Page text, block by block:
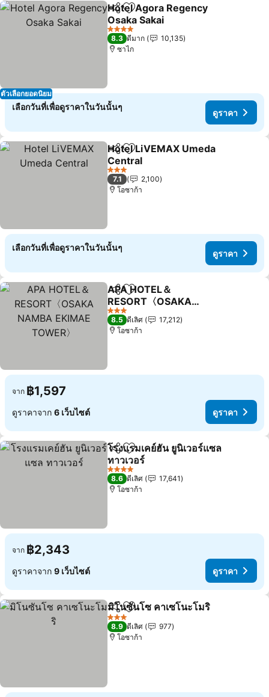
ตัวเลือกยอดนิยม
แชร์ เพิ่มในรายการโปรด
Hotel Agora Regency
Osaka Sakai
4 ดาว
8.3 ดีมาก
10,135
ซาไก
เลือกวันที่เพื่อดูราคาในวันนั้นๆ
ดูราคา
แชร์ เพิ่มในรายการโปรด
Hotel LiVEMAX Umeda
Central
3 ดาว
7.1
2,100
โอซาก้า
เลือกวันที่เพื่อดูราคาในวันนั้นๆ
ดูราคา
แชร์ เพิ่มในรายการโปรด
APA HOTEL＆
RESORT〈OSAKA
NAMBA EKIMAE
TOWER〉
3 ดาว
8.5 ดีเลิศ
17,212
โอซาก้า
จาก ฿1,597
ดูราคาจาก 6 เว็บไซต์ ดูราคา
แชร์ เพิ่มในรายการโปรด
โรงแรมเคย์ฮัน ยูนิเวอร์แซล
ทาวเวอร์
4 ดาว
8.6 ดีเลิศ
17,641
โอซาก้า
จาก ฿2,343
ดูราคาจาก 9 เว็บไซต์ ดูราคา
แชร์ เพิ่มในรายการโปรด
มิโนซันโซ คาเซโนะโมริ
3 ดาว
8.9 ดีเลิศ
977
โอซาก้า